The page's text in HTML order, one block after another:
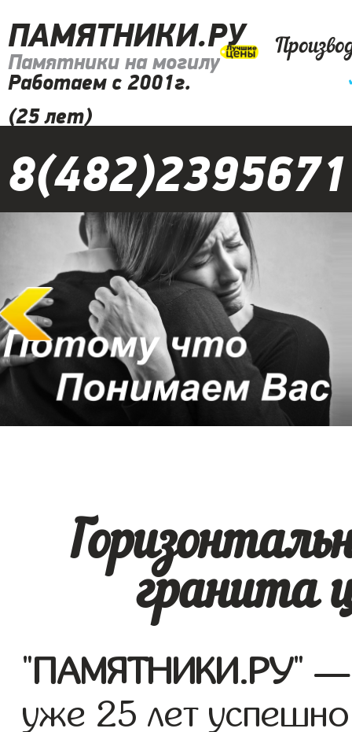
ПАМЯТНИКИ.РУ
Памятники на могилу
Работаем с 2001г.
(25 лет)
8(482)2395671
гранита
"ПАМЯТНИКИ.РУ" —
уже 25 лет